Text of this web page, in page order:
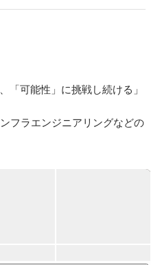
「可能性」に挑戦し続ける」
フラエンジニアリングなどの
以上がエンジニアやデザイナ